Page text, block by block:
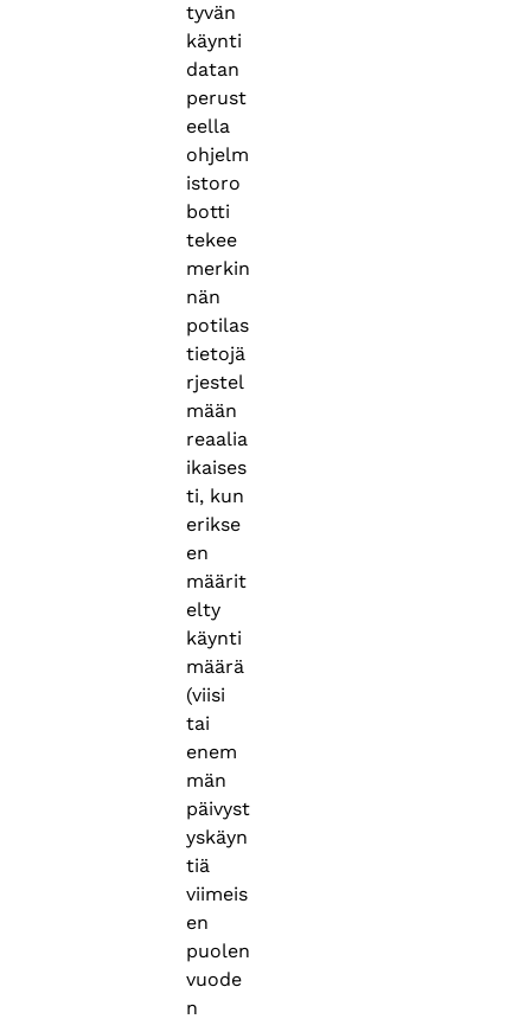
tyvän
käynti
datan
perust
eella
ohjelm
istoro
botti
tekee
merkin
nän
potilas
tietojä
rjestel
mään
reaalia
ikaises
ti, kun
erikse
en
määrit
elty
käynti
määrä
(viisi
tai
enem
män
päivyst
yskäyn
tiä
viimeis
en
puolen
vuode
n